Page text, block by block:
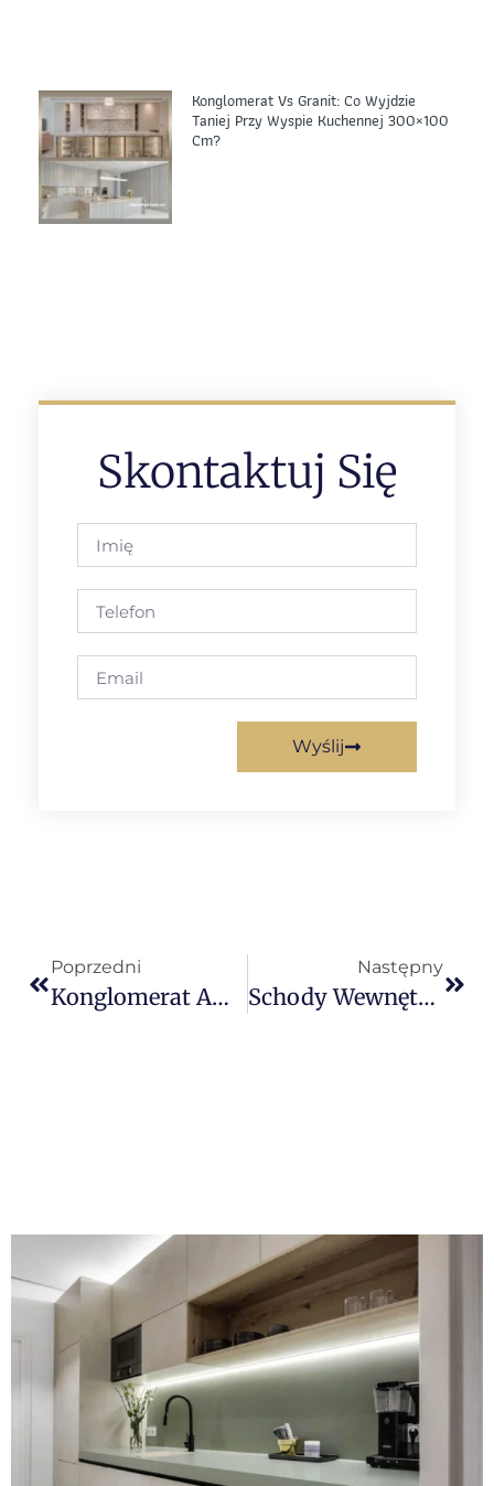
Konglomerat Vs Granit: Co Wyjdzie
Taniej Przy Wyspie Kuchennej 300×100
Cm?
Skontaktuj Się
Wyślij
Poprzedni
Konglomerat Ambiente Light Marki Technistone: Wyjątkowy Matowy Blat Kuchenny, Który Podbija Serca
Następny
Schody Wewnętrzne Z Konglomeratu